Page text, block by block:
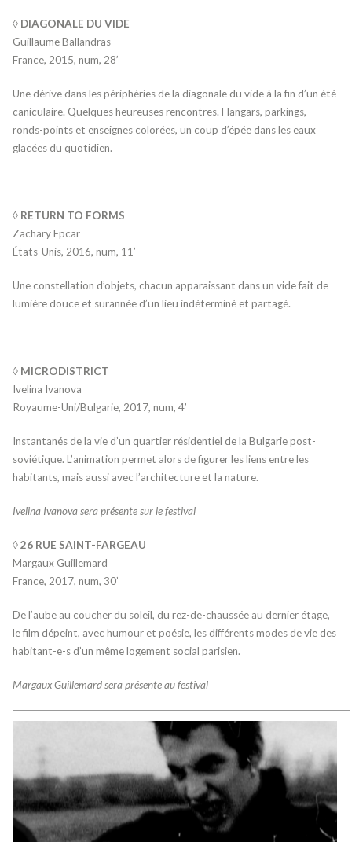
◊ DIAGONALE DU VIDE
Guillaume Ballandras
France, 2015, num, 28’
Une dérive dans les périphéries de la diagonale du vide à la fin d’un été
caniculaire. Quelques heureuses rencontres. Hangars, parkings,
ronds-points et enseignes colorées, un coup d’épée dans les eaux
glacées du quotidien.
◊ RETURN TO FORMS
Zachary Epcar
États-Unis, 2016, num, 11’
Une constellation d’objets, chacun apparaissant dans un vide fait de
lumière douce et surannée d’un lieu indéterminé et partagé.
◊ MICRODISTRICT
Ivelina Ivanova
Royaume-Uni/Bulgarie, 2017, num, 4’
Instantanés de la vie d’un quartier résidentiel de la Bulgarie post-
soviétique. L’animation permet alors de figurer les liens entre les
habitants, mais aussi avec l’architecture et la nature.
Ivelina Ivanova sera présente sur le festival
◊ 26 RUE SAINT-FARGEAU
Margaux Guillemard
France, 2017, num, 30’
De l’aube au coucher du soleil, du rez-de-chaussée au dernier étage,
le film dépeint, avec humour et poésie, les différents modes de vie des
habitant-e-s d’un même logement social parisien.
Margaux Guillemard sera présente au festival